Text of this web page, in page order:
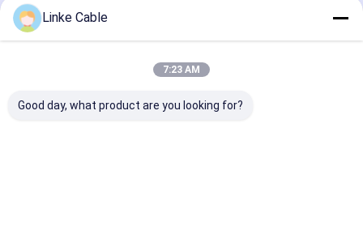
Polecane Produkty
Linke Cable
7:23 AM
Good day, what product are you looking for?